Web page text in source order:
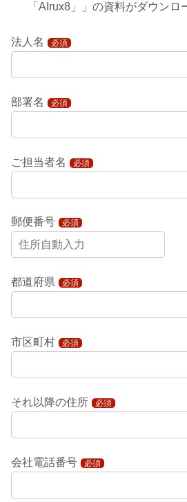
「AIrux8」」の資料がダウンロ
法人名 必須
部署名 必須
ご担当者名 必須
郵便番号 必須
都道府県 必須
市区町村 必須
それ以降の住所 必須
会社電話番号 必須